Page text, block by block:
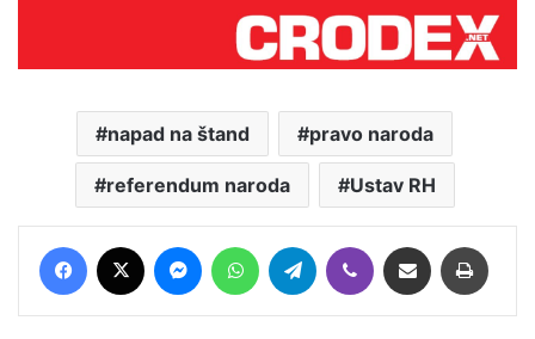
napad na štand pravo naroda
referendum naroda Ustav RH
Facebook MessengerWhatsAppTelegram Viber Podijeli putem E-maila